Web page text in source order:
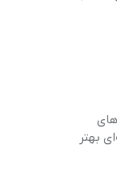
سفرهای
بهتر